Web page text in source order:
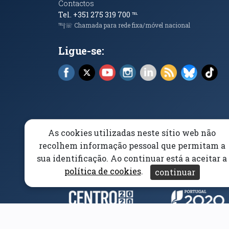
Contactos
Tel. +351 275 319 700 ℡
℡|☏ Chamada para rede fixa/móvel nacional
Ligue-se:
Facebook (abre em nova janela)
X (abre em nova janela)
YouTube (abre em nova janela)
Instagram (abre em nova
LinkedIn (abre em
RSS (abre em
Bluesky
Elogios, Sugestões e Reclamações Livro Amarelo
Acessibilidade Aviso/Privacidade Proteção
Parceiros e(abre em nova janela)
As cookies utilizadas neste sítio web não
recolhem informação pessoal que permitam a
sua identificação. Ao continuar está a aceitar a
política de cookies. continuar